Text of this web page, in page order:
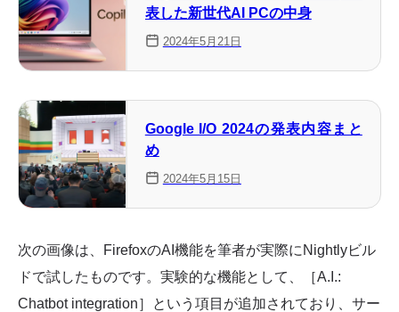
表した新世代AI PCの中身
2024年5月21日
Google I/O 2024の発表内容まと
め
2024年5月15日
次の画像は、FirefoxのAI機能を筆者が実際にNightlyビル
ドで試したものです。実験的な機能として、［A.I.:
Chatbot integration］という項目が追加されており、サー